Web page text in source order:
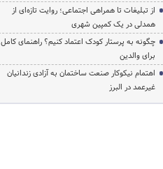
از تبلیغات تا همراهی اجتماعی؛ روایت تازه‌ای از
همدلی در یک کمپین شهری
چگونه به پرستار کودک اعتماد کنیم؟ راهنمای کامل
برای والدین
اهتمام نیکوکار صنعت ساختمان به آزادی زندانیان
غیرعمد در البرز